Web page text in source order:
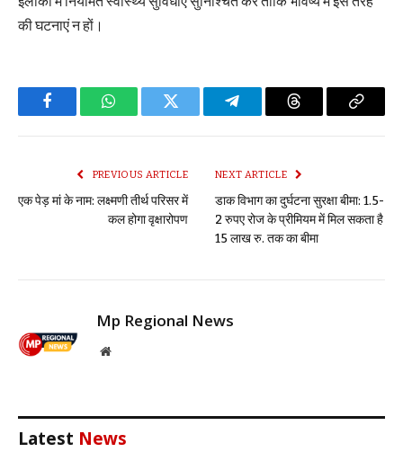
की घटनाएं न हों।
FacebookWhatsAppTwitter TelegramThreads Copy
PREVIOUS ARTICLE
एक पेड़ मां के नाम: लक्ष्मणी तीर्थ परिसर में
कल होगा वृक्षारोपण
NEXT ARTICLE
डाक विभाग का दुर्घटना सुरक्षा बीमा: 1.5-
2 रुपए रोज के प्रीमियम में मिल सकता है
15 लाख रु. तक का बीमा
Mp Regional News
Website
Latest News